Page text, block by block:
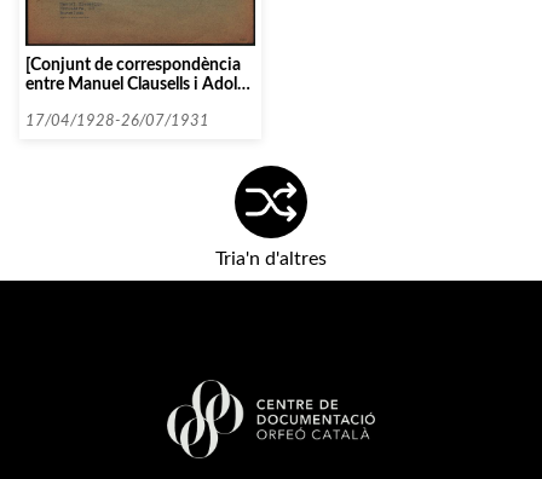
[Conjunt de correspondència
entre Manuel Clausells i Adolfo
17/04/1928-26/07/1931
Tria'n d'altres